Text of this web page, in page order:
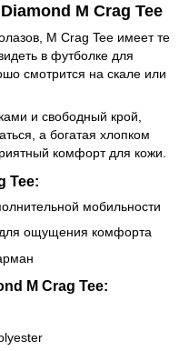
M Crag Tee
M Crag Tee имеет те
в футболке для
смотрится на скале или
и свободный крой,
а богатая хлопком
комфорт для кожи.
Tee:
мобильности
ощущения комфорта
M Crag Tee: